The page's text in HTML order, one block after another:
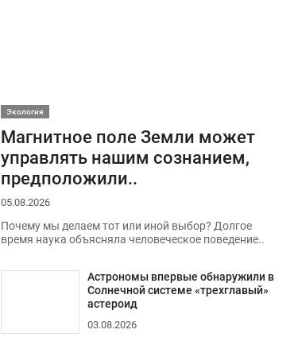
Экология
Магнитное поле Земли может
управлять нашим сознанием,
предположили..
05.08.2026
Почему мы делаем тот или иной выбор? Долгое
время наука объясняла человеческое поведение..
Астрономы впервые обнаружили в
Солнечной системе «трехглавый»
астероид
03.08.2026